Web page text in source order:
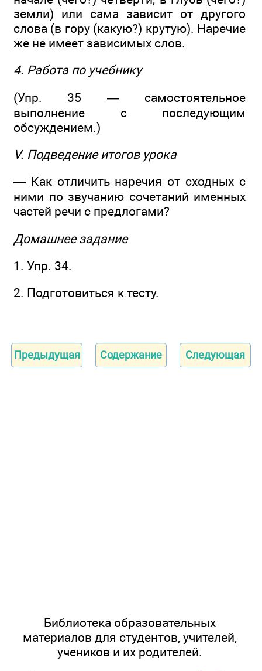
земли) или сама зависит от другого
слова (в гору (какую?) крутую). Наречие
же не имеет зависимых слов.
4. Работа по учебнику
(Упр. 35 — самостоятельное
выполнение с последующим
обсуждением.)
V. Подведение итогов урока
— Как отличить наречия от сходных с
ними по звучанию сочетаний именных
частей речи с предлогами?
Домашнее задание
1. Упр. 34.
2. Подготовиться к тесту.
Предыдущая Содержание Следующая
Библиотека образовательных
материалов для студентов, учителей,
учеников и их родителей.